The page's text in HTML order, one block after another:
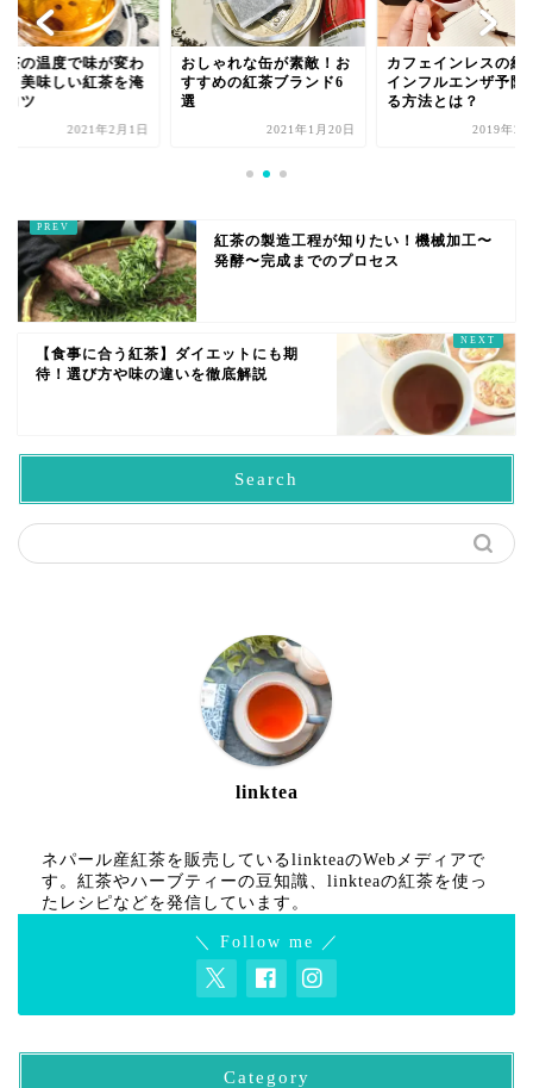
茶の温度で味が変わ
】美味しい紅茶を淹
コツ
2021年2月1日
おしゃれな缶が素敵！お
すすめの紅茶ブランド6
選
2021年1月20日
カフェインレスの紅
インフルエンザ予防
る方法とは？
2019年2
紅茶の製造工程が知りたい！機械加工〜
発酵〜完成までのプロセス
【食事に合う紅茶】ダイエットにも期
待！選び方や味の違いを徹底解説
Search
linktea
ネパール産紅茶を販売しているlinkteaのWebメディアで
す。紅茶やハーブティーの豆知識、linkteaの紅茶を使っ
たレシピなどを発信しています。
＼ Follow me ／
Category